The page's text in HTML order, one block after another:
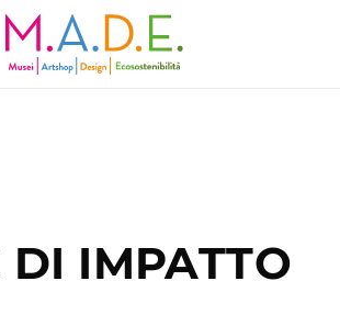
DI IMPATTO